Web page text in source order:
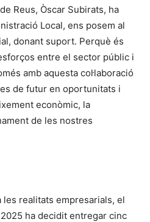
Reus, Òscar Subirats, ha
Local, ens posem al
donant suport. Perquè és
entre el sector públic i
amb aquesta col·laboració
de futur en oportunitats i
econòmic, la
de les nostres
realitats empresarials, el
ha decidit entregar cinc